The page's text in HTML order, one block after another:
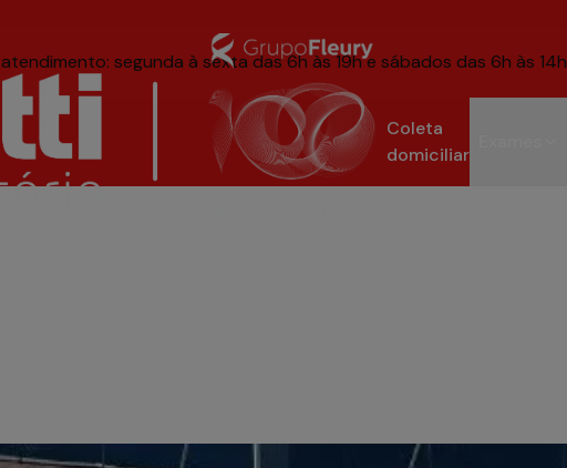
segunda à sexta das 6h às 19h e sábados das 6h às 14h
Coleta
domiciliar